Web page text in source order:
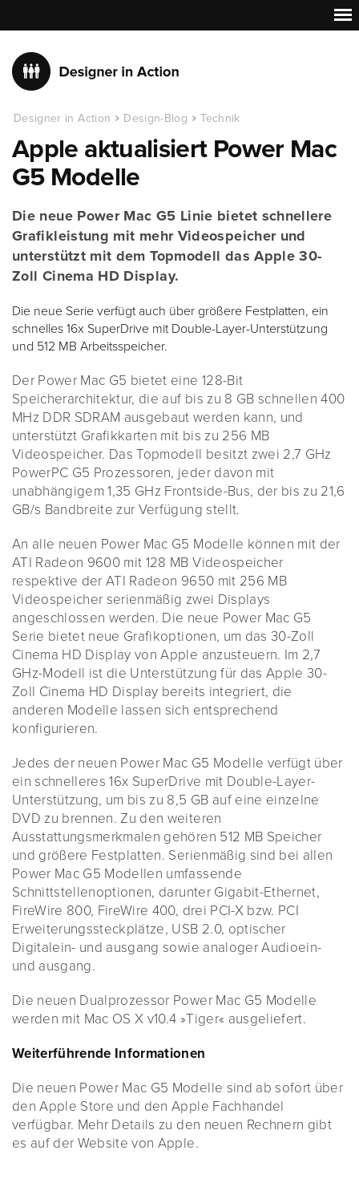
Designer in Action Design-Blog Technik
Apple aktualisiert Power Mac
G5 Modelle
Die neue Power Mac G5 Linie bietet schnellere
Grafikleistung mit mehr Videospeicher und
unterstützt mit dem Topmodell das Apple 30-
Zoll Cinema HD Display.
Die neue Serie verfügt auch über größere Festplatten, ein
schnelles 16x SuperDrive mit Double-Layer-Unterstützung
und 512 MB Arbeitsspeicher.
Der Power Mac G5 bietet eine 128-Bit
Speicherarchitektur, die auf bis zu 8 GB schnellen 400
MHz DDR SDRAM ausgebaut werden kann, und
unterstützt Grafikkarten mit bis zu 256 MB
Videospeicher. Das Topmodell besitzt zwei 2,7 GHz
PowerPC G5 Prozessoren, jeder davon mit
unabhängigem 1,35 GHz Frontside-Bus, der bis zu 21,6
GB/s Bandbreite zur Verfügung stellt.
An alle neuen Power Mac G5 Modelle können mit der
ATI Radeon 9600 mit 128 MB Videospeicher
respektive der ATI Radeon 9650 mit 256 MB
Videospeicher serienmäßig zwei Displays
angeschlossen werden. Die neue Power Mac G5
Serie bietet neue Grafikoptionen, um das 30-Zoll
Cinema HD Display von Apple anzusteuern. Im 2,7
GHz-Modell ist die Unterstützung für das Apple 30-
Zoll Cinema HD Display bereits integriert, die
anderen Modelle lassen sich entsprechend
konfigurieren.
Jedes der neuen Power Mac G5 Modelle verfügt über
ein schnelleres 16x SuperDrive mit Double-Layer-
Unterstützung, um bis zu 8,5 GB auf eine einzelne
DVD zu brennen. Zu den weiteren
Ausstattungsmerkmalen gehören 512 MB Speicher
und größere Festplatten. Serienmäßig sind bei allen
Power Mac G5 Modellen umfassende
Schnittstellenoptionen, darunter Gigabit-Ethernet,
FireWire 800, FireWire 400, drei PCI-X bzw. PCI
Erweiterungssteckplätze, USB 2.0, optischer
Digitalein- und ausgang sowie analoger Audioein-
und ausgang.
Die neuen Dualprozessor Power Mac G5 Modelle
werden mit Mac OS X v10.4 »Tiger« ausgeliefert.
Weiterführende Informationen
Die neuen Power Mac G5 Modelle sind ab sofort über
den Apple Store und den Apple Fachhandel
verfügbar. Mehr Details zu den neuen Rechnern gibt
es auf der Website von Apple.